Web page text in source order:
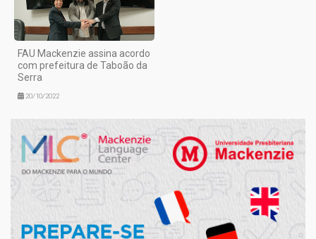
FAU Mackenzie assina acordo
com prefeitura de Taboão da
Serra
20/10/2022